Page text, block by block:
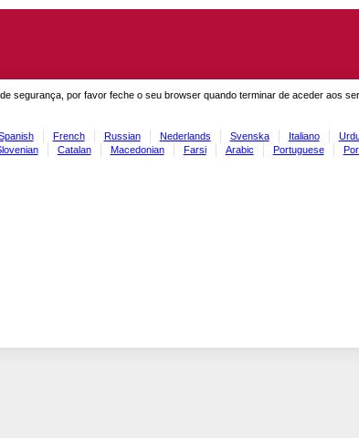
segurança, por favor feche o seu browser quando terminar de aceder aos
French Russian Nederlands Svenska Italiano
Catalan Macedonian Farsi Arabic Portuguese